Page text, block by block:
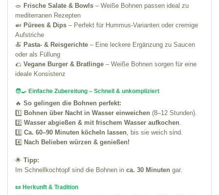
🥗 Frische Salate & Bowls – Weiße Bohnen passen ideal zu
mediterranen Rezepten
🍛 Pürees & Dips – Perfekt für Hummus-Varianten oder cremige
Aufstriche
🍝 Pasta- & Reisgerichte – Eine leckere Ergänzung zu Saucen
oder als Füllung
🌮 Vegane Burger & Bratlinge – Weiße Bohnen sorgen für eine
ideale Konsistenz
🧑‍🍳 Einfache Zubereitung – Schnell & unkompliziert
🔥 So gelingen die Bohnen perfekt:
1️⃣ Bohnen über Nacht in Wasser einweichen (8–12 Stunden).
2️⃣ Wasser abgießen & mit frischem Wasser aufkochen.
3️⃣ Ca. 60–90 Minuten köcheln lassen, bis sie weich sind.
4️⃣ Nach Belieben würzen & genießen!
🌟 Tipp:
Im Schnellkochtopf sind die Bohnen in ca. 30 Minuten gar.
📜 Herkunft & Tradition